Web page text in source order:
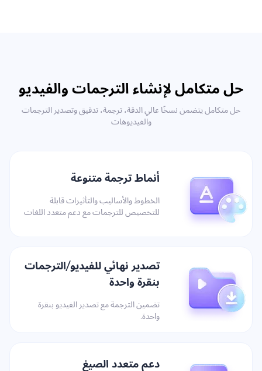
حل متكامل لإنشاء الترجمات والفيديو
حل متكامل يتضمن نسخًا عالي الدقة، ترجمة، تدقيق وتصدير الترجمات
والفيديوهات
أنماط ترجمة متنوعة
الخطوط والأساليب والتأثيرات قابلة
للتخصيص للترجمات مع دعم متعدد اللغات
تصدير نهائي للفيديو/الترجمات
بنقرة واحدة
تضمين الترجمة مع تصدير الفيديو بنقرة
واحدة.
دعم متعدد الصيغ